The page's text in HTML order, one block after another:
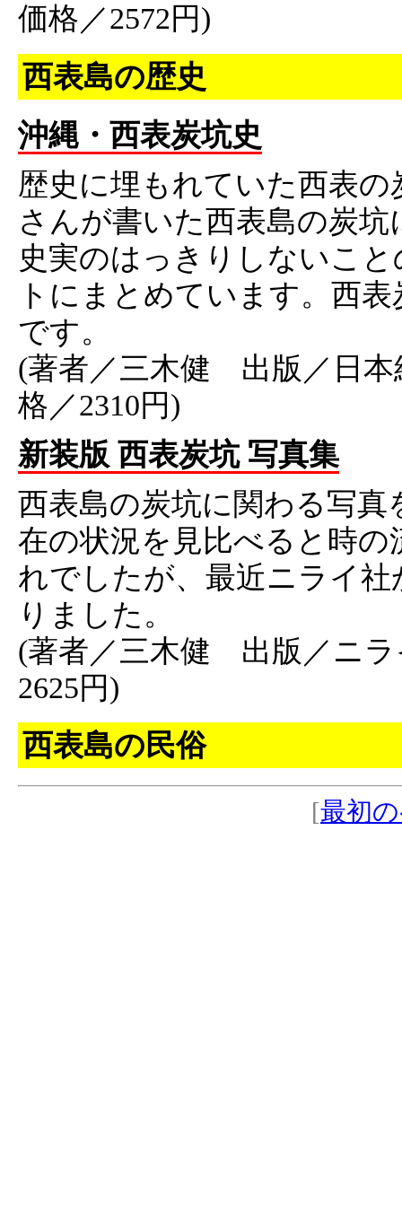
価格／2572円)
西表島の歴史
沖縄・西表炭坑史
歴史に埋もれていた西表
さんが書いた西表島の炭
史実のはっきりしないこ
トにまとめています。西
です。
(著者／三木健 出版／日
格／2310円)
新装版 西表炭坑 写真集
西表島の炭坑に関わる写
在の状況を見比べると時
れでしたが、最近ニライ
りました。
(著者／三木健 出版／ニ
2625円)
西表島の民俗
[最初